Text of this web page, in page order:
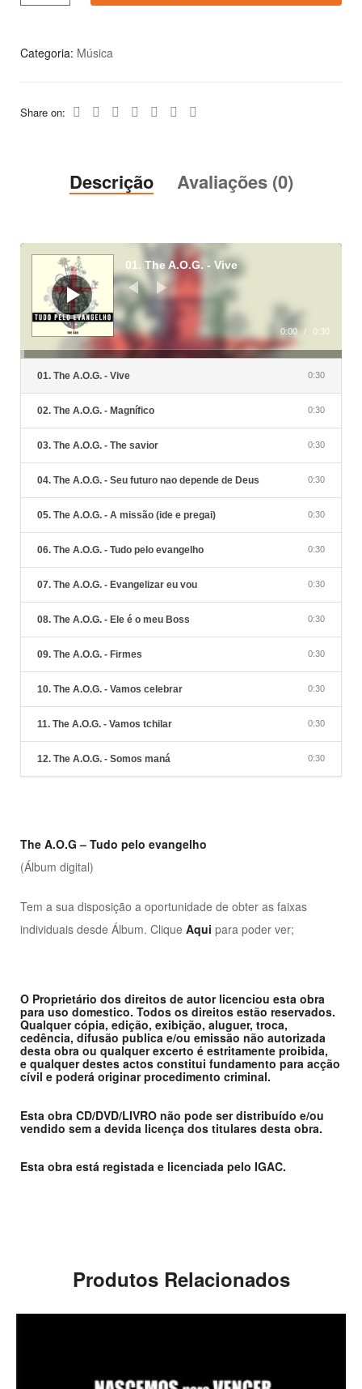
Categoria: Música
Share on:
Descrição Avaliações (0)
Reprodutor
01. The A.O.G. - Vive
0:00 / 0:30
01. The A.O.G. - Vive 0:30
02. The A.O.G. - Magnífico 0:30
03. The A.O.G. - The savior 0:30
04. The A.O.G. - Seu futuro nao depende de Deus 0:30
05. The A.O.G. - A missão (ide e pregai) 0:30
06. The A.O.G. - Tudo pelo evangelho 0:30
07. The A.O.G. - Evangelizar eu vou 0:30
08. The A.O.G. - Ele é o meu Boss 0:30
09. The A.O.G. - Firmes 0:30
10. The A.O.G. - Vamos celebrar 0:30
11. The A.O.G. - Vamos tchilar 0:30
12. The A.O.G. - Somos maná 0:30
The A.O.G – Tudo pelo evangelho
(Álbum digital)
Tem a sua disposição a oportunidade de obter as faixas
individuais desde Álbum. Clique Aqui para poder ver;
O Proprietário dos direitos de autor licenciou esta obra
para uso domestico. Todos os direitos estão reservados.
Qualquer cópia, edição, exibição, aluguer, troca,
cedência, difusão publica e/ou emissão não autorizada
desta obra ou qualquer excerto é estritamente proibida,
e qualquer destes actos constitui fundamento para acção
cívil e poderá originar procedimento criminal.
Esta obra CD/DVD/LIVRO não pode ser distribuído e/ou
vendido sem a devida licença dos titulares desta obra.
Esta obra está registada e licenciada pelo IGAC.
Produtos Relacionados